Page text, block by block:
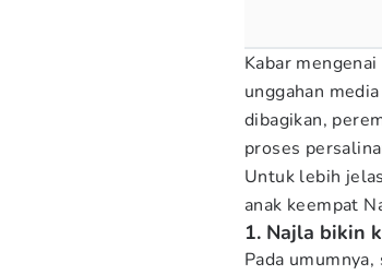
Kabar
unggahan
dibagikan,
proses
Untuk lebih
anak keempat
1. Najla bikin
Pada